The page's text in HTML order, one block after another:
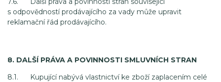
s odpovědností prodávajícího za vady může upravit
reklamační řád prodávajícího.
8. DALŠÍ PRÁVA A POVINNOSTI SMLUVNÍCH STRAN
8.1. Kupující nabývá vlastnictví ke zboží zaplacením celé